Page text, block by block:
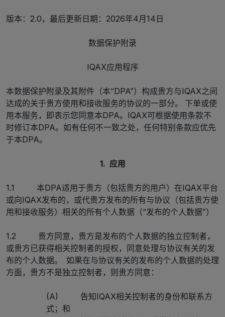
版本：2.0，最后更新日期：2026年4月14日
数据保护附录
IQAX应用程序
本数据保护附录及其附件（本“DPA”）构成贵方与IQAX之间
达成的关于贵方使用和接收服务的协议的一部分。 下单或使
用本服务，即表示您同意本DPA。IQAX可根据使用条款不
时修订本DPA。如有任何不一致之处，任何特别条款应优先
于本DPA。
1. 应用
1.1 本DPA适用于贵方（包括贵方的用户）在IQAX平台
或向IQAX发布的，或代贵方发布的所有与协议（包括贵方使
用和接收服务）相关的所有个人数据（“发布的个人数据”）
1.2 贵方同意，贵方是发布的个人数据的独立控制者，
或贵方已获得相关控制者的授权，同意处理与协议有关的发
布的个人数据。 如果在与协议有关的发布的个人数据的处理
方面，贵方不是独立控制者，则贵方同意：
(A) 告知IQAX相关控制者的身份和联系方
式；和